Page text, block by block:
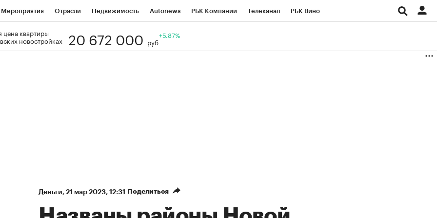
Мероприятия Отрасли Недвижимость Autonews РБК Компании Телеканал РБК Вино
Визионеры
цена квартиры
новостройках
20 672 000 руб
+5.87%
Деньги⁠, 21 мар 2023, 12:31 Поделиться